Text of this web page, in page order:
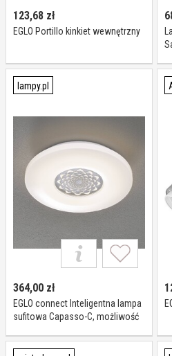
123,68 zł
EGLO Portillo kinkiet wewnętrzny
lampy.pl
364,00 zł
EGLO connect Inteligentna lampa
sufitowa Capasso-C, możliwość
przedpokój, tworzywo sztuczne,